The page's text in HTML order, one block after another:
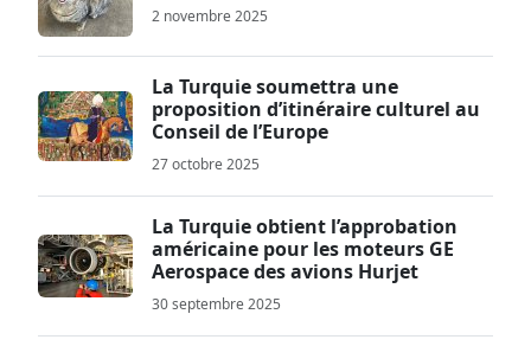
2 novembre 2025
La Turquie soumettra une
proposition d’itinéraire culturel au
Conseil de l’Europe
27 octobre 2025
La Turquie obtient l’approbation
américaine pour les moteurs GE
Aerospace des avions Hurjet
30 septembre 2025